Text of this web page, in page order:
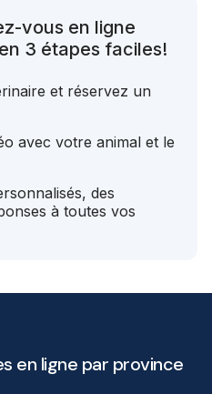
vous en ligne
3 étapes faciles!
et réservez un
avec votre animal et le
des
à toutes vos
en ligne par province